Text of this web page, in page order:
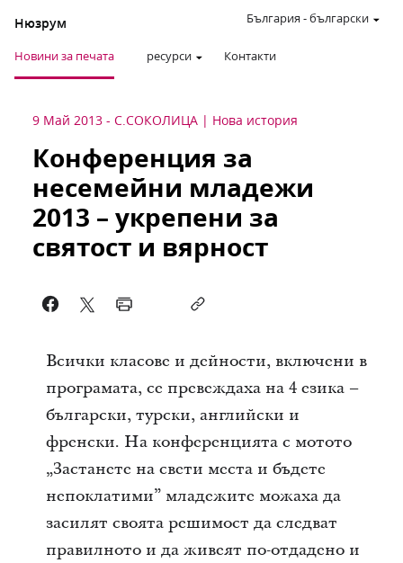
Нюзрум
Новини за печата ресурси Контакти
България -български
9 Май 2013 - С.СОКОЛИЦА Нова история
Конференция за
несемейни младежи
2013 – укрепени за
святост и вярност
Всички класове и дейности, включени в
програмата, се превеждаха на 4 езика –
български, турски, английски и
френски. На конференцията с мотото
„Застанете на свети места и бъдете
непоклатими” младежите можаха да
засилят своята решимост да следват
правилното и да живеят по-отдадено и